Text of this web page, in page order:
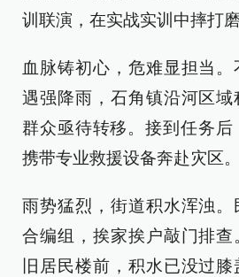
训联演，在实战实训中摔打
血脉铸初心，危难显担当
遇强降雨，石角镇沿河区域
群众亟待转移。接到任务
携带专业救援设备奔赴灾区。
雨势猛烈，街道积水浑浊
合编组，挨家挨户敲门排
旧居民楼前，积水已没过